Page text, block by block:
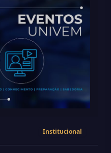
Institucional